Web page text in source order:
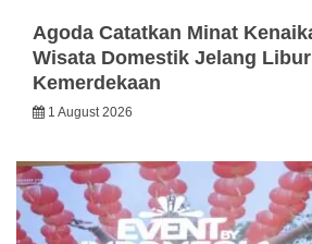
Agoda Catatkan Minat
Wisata Domestik Jelang
Kemerdekaan
1 August 2026